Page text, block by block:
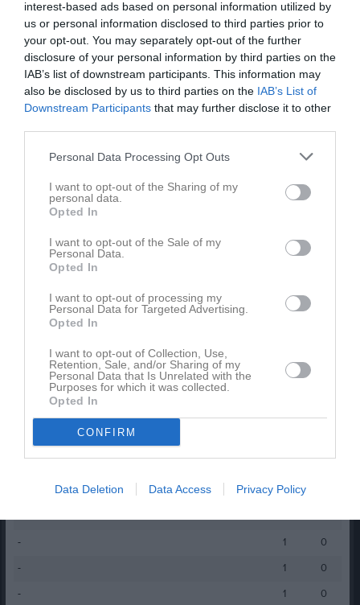
interest-based ads based on personal information utilized by
us or personal information disclosed to third parties prior to
your opt-out. You may separately opt-out of the further
disclosure of your personal information by third parties on the
IAB’s list of downstream participants. This information may
also be disclosed by us to third parties on the IAB’s List of
Downstream Participants that may further disclose it to other
Personal Data Processing Opt Outs
I want to opt-out of the Sharing of my
personal data.
Opted In
I want to opt-out of the Sale of my
Personal Data.
Opted In
I want to opt-out of processing my
Personal Data for Targeted Advertising.
Opted In
I want to opt-out of Collection, Use,
Retention, Sale, and/or Sharing of my
Personal Data that Is Unrelated with the
Purposes for which it was collected.
Opted In
CONFIRM
Data Deletion Data Access Privacy Policy
matchen var avgjord.
En sur förlust men det mycket unga Crusaders laget visar att man
blir att räkna med. Man har en fin utvecklingskurva för varje vecka
hittills av säsongen. Försvaret håller Stockholmarna från endzone
samtidigt som Crusaders anfall tar hela 170 yards på marken.
möte. Matchstart kl 14.00.
Får man till en vinst i sammanslagning av dessa båda matcher så
är man kvalificerad till final i Scandinavian Cup, där isf
mötet borta i Oslo med 21-13.
Matchens MVP’s
SMM: Alvin Gustafsson, K
Carlstad: Victor Toresson, RB
Carlstad: Victor Toresson 6 p
SMM: Alvin Gustafsson 9p
Publik: 320st
Spelarstatistik Utespelare
M
-
1
0
-
1
0
-
1
0